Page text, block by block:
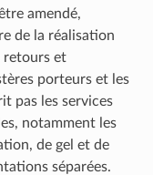
amendé,
de la réalisation
retours et
porteurs et les
pas les services
notamment les
de gel et de
séparées.